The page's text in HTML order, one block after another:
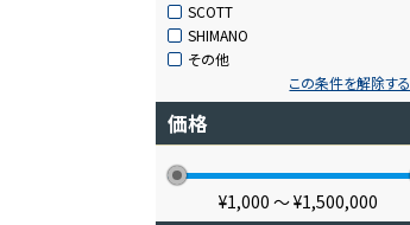
SCOTT
SHIMANO
その他
この条件を解除する
価格
¥1,000 〜¥1,500,000